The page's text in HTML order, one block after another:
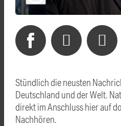
Stündlich die neusten
Deutschland und der Welt.
direkt im Anschluss hier auf
Nachhören.